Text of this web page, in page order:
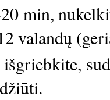
min,
valandų